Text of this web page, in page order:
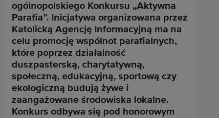
ogólnopolskiego Konkursu „Aktywna
Parafia”. Inicjatywa organizowana przez
Katolicką Agencję Informacyjną ma na
celu promocję wspólnot parafialnych,
które poprzez działalność
duszpasterską, charytatywną,
społeczną, edukacyjną, sportową czy
ekologiczną budują żywe i
zaangażowane środowiska lokalne.
Konkurs odbywa się pod honorowym